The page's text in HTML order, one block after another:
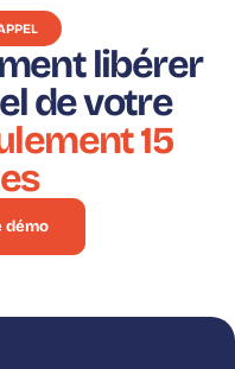
libérer
de votre
15
démo